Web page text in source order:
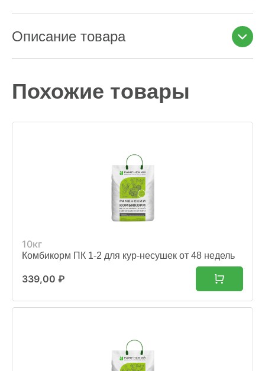
Описание товара
Похожие товары
10кг
Комбикорм ПК 1-2 для кур-несушек от 48 недель
339,00 ₽